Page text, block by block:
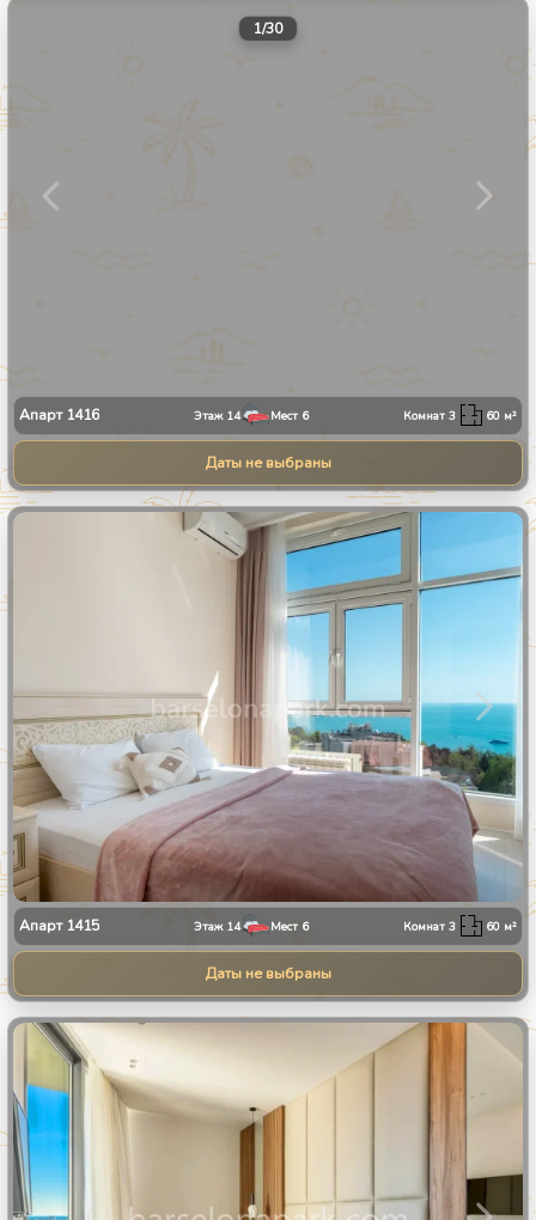
1/30
Апарт 1416 Этаж 14 Мест 6 Комнат3 60 м²
Даты не выбраны
Апарт 1415 Этаж 14 Мест 6 Комнат3 60 м²
Даты не выбраны